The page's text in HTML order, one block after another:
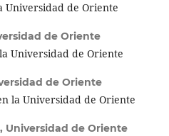
Universidad de Oriente
de Oriente
Universidad de Oriente
de Oriente
la Universidad de Oriente
Universidad de Oriente